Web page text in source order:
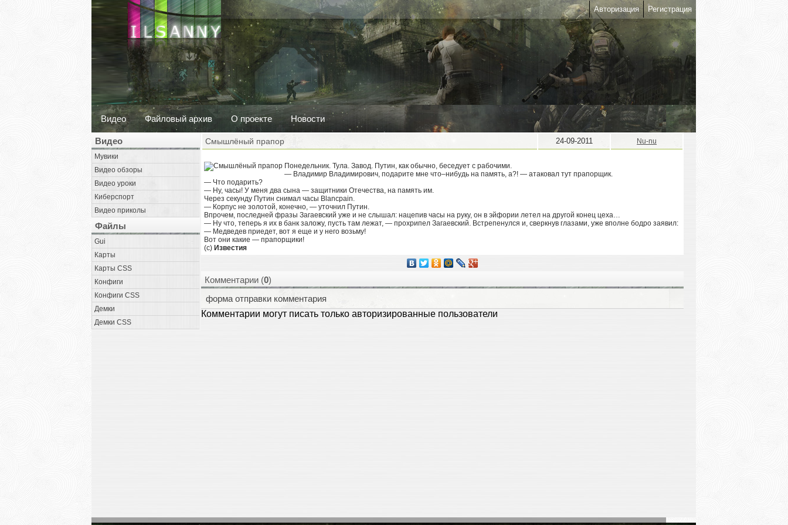
Авторизация Регистрация
Видео Файловый архив О проекте Новости
Видео
Мувики
Видео обзоры
Видео уроки
Киберспорт
Видео приколы
Файлы
Gui
Карты
Карты CSS
Конфиги
Конфиги CSS
Демки
Демки CSS
Смышлёный прапор 24-09-2011 Nu-nu
Понедельник. Тула. Завод. Путин, как обычно, беседует с рабочими.
— Владимир Владимирович, подарите мне что–нибудь на память, а?! — атаковал тут прапорщик.
— Что подарить?
— Ну, часы! У меня два сына — защитники Отечества, на память им.
Через секунду Путин снимал часы Blancpain.
— Корпус не золотой, конечно, — уточнил Путин.
Впрочем, последней фразы Загаевский уже и не слышал: нацепив часы на руку, он в эйфории летел на другой конец цеха…
— Ну что, теперь я их в банк заложу, пусть там лежат, — прохрипел Загаевский. Встрепенулся и, сверкнув глазами, уже вполне бодро заявил:
— Медведев приедет, вот я еще и у него возьму!
Вот они какие — прапорщики!
(c) Известия
Комментарии (0)
форма отправки комментария
Комментарии могут писать только авторизированные пользователи